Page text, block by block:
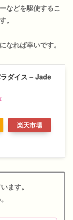
などを駆使するこ
。
なれば幸いです。
ダイス – Jade
楽天市場
ます。